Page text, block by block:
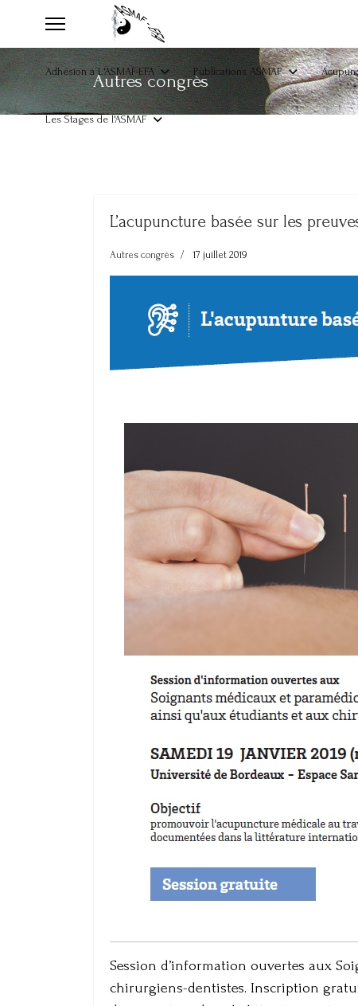
Adhésion à L'ASMAF-EFA Publications ASMAF
Les Stages de l'ASMAF
Autres congrès
L’acupuncture basée sur les
Autres congrès 17 juillet 2019
Session d’information ouvertes aux
chirurgiens-dentistes. Inscription